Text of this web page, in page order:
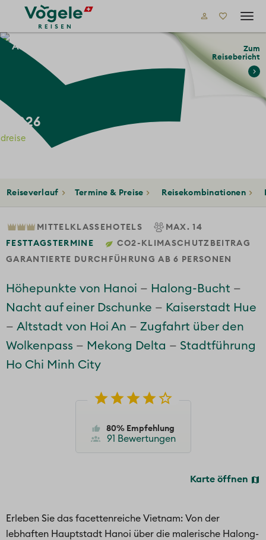
Zum
Reisebericht
Asien
2026
Termine & Preise Reisekombinationen
MITTELKLASSEHOTELS
MAX. 14
FESTTAGSTERMINE
CO2-KLIMASCHUTZBEITRAG
GARANTIERTE DURCHFÜHRUNG AB 6 PERSONEN
Höhepunkte von Hanoi
Halong-Bucht
Nacht auf einer Dschunke
Kaiserstadt Hue
Altstadt von Hoi An
Zugfahrt über den
Wolkenpass
Mekong Delta
Stadtführung
Ho Chi Minh City
80% Empfehlung
91 Bewertungen
Karte öffnen
Erleben Sie das facettenreiche Vietnam: Von der
lebhaften Hauptstadt Hanoi über die malerische Halong-